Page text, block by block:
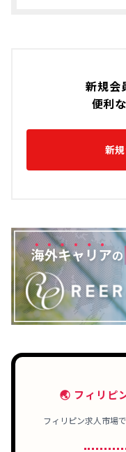
新規会
便利
新
🌏 フィリピ
フィリピン求人市場